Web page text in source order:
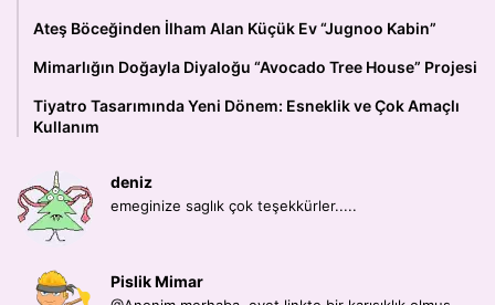
Ateş Böceğinden İlham Alan Küçük Ev “Jugnoo Kabin”
Mimarlığın Doğayla Diyaloğu “Avocado Tree House” Projesi
Tiyatro Tasarımında Yeni Dönem: Esneklik ve Çok Amaçlı
Kullanım
deniz
emeginize saglık çok teşekkürler.....
Pislik Mimar